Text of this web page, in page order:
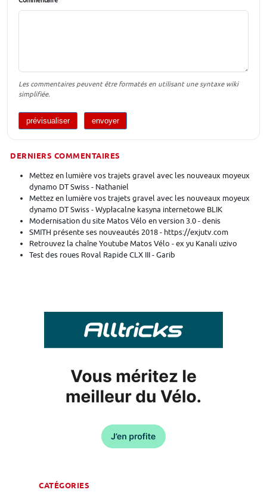
Les commentaires peuvent être formatés en utilisant une syntaxe wiki
simplifiée.
DERNIERS COMMENTAIRES
Mettez en lumière vos trajets gravel avec les nouveaux moyeux
dynamo DT Swiss - Nathaniel
Mettez en lumière vos trajets gravel avec les nouveaux moyeux
dynamo DT Swiss - Wypłacalne kasyna internetowe BLIK
Modernisation du site Matos Vélo en version 3.0 - denis
SMITH présente ses nouveautés 2018 - https://exjutv.com
Retrouvez la chaîne Youtube Matos Vélo - ex yu Kanali uzivo
Test des roues Roval Rapide CLX III - Garib
CATÉGORIES